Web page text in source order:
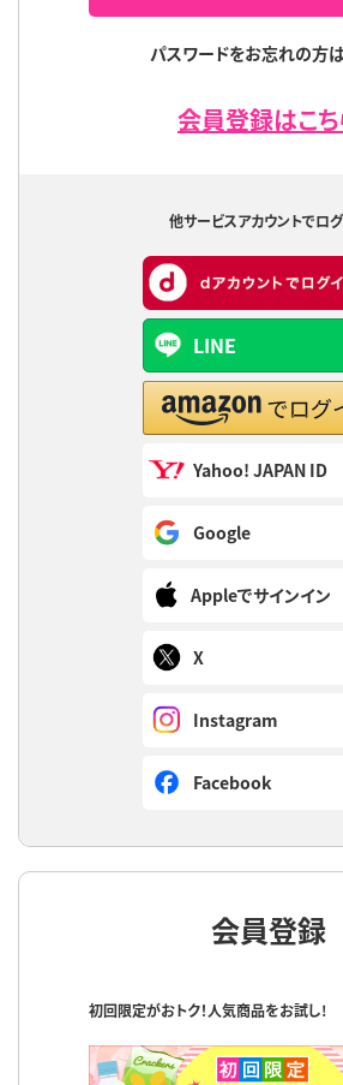
パスワードをお忘れの方は
会員登録はこち
他サービスアカウントでロ
LINE
Yahoo! JAPAN ID
Google
Appleでサインイン
X
Instagram
Facebook
会員登録
初回限定がおトク！人気商品をお試し!